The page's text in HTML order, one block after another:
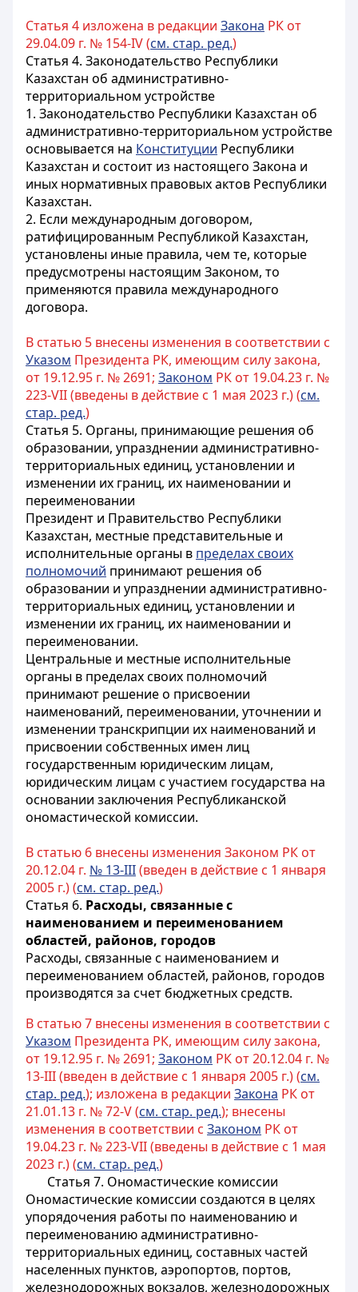
Статья 4 изложена в редакции Закона РК от
29.04.09 г. № 154-IV (см. стар. ред.)
Статья 4. Законодательство Республики
Казахстан об административно-
территориальном устройстве
1. Законодательство Республики Казахстан об
административно-территориальном устройстве
основывается на Конституции Республики
Казахстан и состоит из настоящего Закона и
иных нормативных правовых актов Республики
Казахстан.
2. Если международным договором,
ратифицированным Республикой Казахстан,
установлены иные правила, чем те, которые
предусмотрены настоящим Законом, то
применяются правила международного
договора.
В статью 5 внесены изменения в соответствии с
Указом Президента РК, имеющим силу закона,
от 19.12.95 г. № 2691; Законом РК от 19.04.23 г. №
223-VII (введены в действие с 1 мая 2023 г.) (см.
стар. ред.)
Статья 5. Органы, принимающие решения об
образовании, упразднении административно-
территориальных единиц, установлении и
изменении их границ, их наименовании и
переименовании
Президент и Правительство Республики
Казахстан, местные представительные и
исполнительные органы в пределах своих
полномочий принимают решения об
образовании и упразднении административно-
территориальных единиц, установлении и
изменении их границ, их наименовании и
переименовании.
Центральные и местные исполнительные
органы в пределах своих полномочий
принимают решение о присвоении
наименований, переименовании, уточнении и
изменении транскрипции их наименований и
присвоении собственных имен лиц
государственным юридическим лицам,
юридическим лицам с участием государства на
основании заключения Республиканской
ономастической комиссии.
В статью 6 внесены изменения Законом РК от
20.12.04 г. № 13-III(введен в действие c 1 января
2005 г.) (см. стар. ред.)
Статья 6. Расходы, связанные с
наименованием и переименованием
областей, районов, городов
Расходы, связанные с наименованием и
переименованием областей, районов, городов
производятся за счет бюджетных средств.
В статью 7 внесены изменения в соответствии с
Указом Президента РК, имеющим силу закона,
от 19.12.95 г. № 2691; Законом РК от 20.12.04 г. №
13-III (введен в действие c 1 января 2005 г.) (см.
стар. ред.); изложена в редакции Закона РК от
21.01.13 г. № 72-V (см. стар. ред.); внесены
изменения в соответствии с Законом РК от
19.04.23 г. № 223-VII (введены в действие с 1 мая
2023 г.) (см. стар. ред.)
Статья 7. Ономастические комиссии
Ономастические комиссии создаются в целях
упорядочения работы по наименованию и
переименованию административно-
территориальных единиц, составных частей
населенных пунктов, аэропортов, портов,
железнодорожных вокзалов, железнодорожных